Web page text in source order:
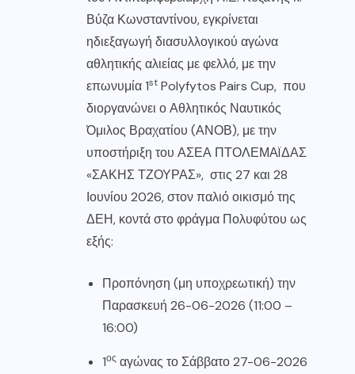
Βύζα Κωνσταντίνου, εγκρίνεται
ηδιεξαγωγή διασυλλογικού αγώνα
αθλητικής αλιείας με φελλό, με την
επωνυμία 1st Polyfytos Pairs Cup, που
διοργανώνει ο Αθλητικός Ναυτικός
Όμιλος Βραχατίου (ΑΝΟΒ), με την
υποστήριξη του ΑΣΕΑ ΠΤΟΛΕΜΑÏΔΑΣ
«ΣΑΚΗΣ ΤΖΟΥΡΑΣ», στις 27 και 28
Ιουνίου 2026, στον παλιό οικισμό της
ΔΕΗ, κοντά στο φράγμα Πολυφύτου ως
εξής:
Προπόνηση (μη υποχρεωτική) την
Παρασκευή 26-06-2026 (11:00 –
16:00)
1ος αγώνας το Σάββατο 27-06-2026